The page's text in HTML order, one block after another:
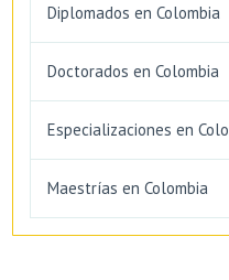
Diplomados en Colombia
Doctorados en Colombia
Especializaciones en
Maestrías en Colombia